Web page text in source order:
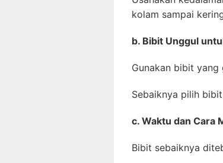
kolam sampai
b. Bibit Unggul
Gunakan bibit
Sebaiknya pilih
c. Waktu dan Cara
Bibit sebaiknya